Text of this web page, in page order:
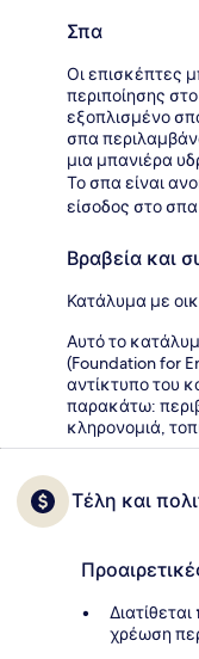
Σπα
Οι επισκέπτες
περιποίησης
εξοπλισμένο
σπα
μια μπανιέρα
Το σπα είναι
είσοδος στο
Βραβεία και
Κατάλυμα με
Αυτό το
(Foundation for
αντίκτυπο του
παρακάτω:
κληρονομιά,
Τέλη και
Διατίθεται
χρέωση